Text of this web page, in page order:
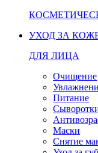
УХОД ЗА
ДЛЯ ЛИЦА
Очищение
Питание
Маски
Снятие